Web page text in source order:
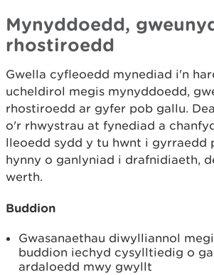
Mynyddoedd,
rhostiroedd
Gwella cyfleoedd mynediad i'n
ucheldirol megis mynyddoedd,
rhostiroedd ar gyfer pob gallu.
o'r rhwystrau at fynediad a
lleoedd sydd y tu hwnt i gyrraedd
hynny o ganlyniad i drafnidiaeth,
werth.
Buddion
Gwasanaethau diwylliannol
buddion iechyd cysylltiedig o
ardaloedd mwy gwyllt